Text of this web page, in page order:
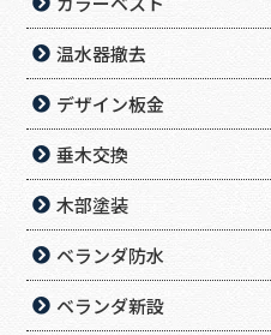
温水器撤去
デザイン板金
垂木交換
木部塗装
ベランダ防水
ベランダ新設